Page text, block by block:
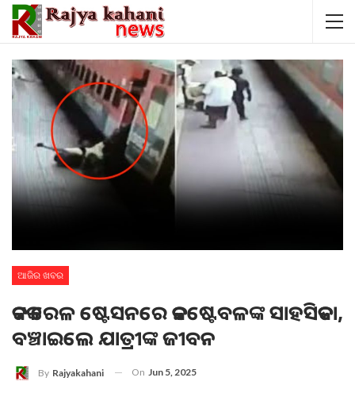
ଆଜିର ଖବର
କଟକ ରେଳ ଷ୍ଟେସନରେ କନଷ୍ଟେବଳଙ୍କ ସାହସିକତା,
ବଞ୍ଚାଇଲେ ଯାତ୍ରୀଙ୍କ ଜୀବନ
By Rajyakahani On Jun 5, 2025